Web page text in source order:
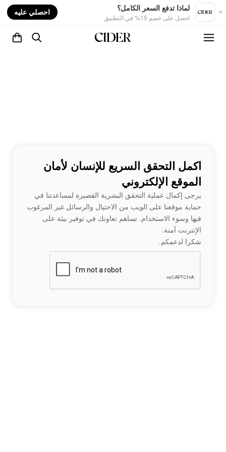
لماذا تدفع السعر الكامل؟
احصل على خصم 15% في التطبيق
احصلي عليه
اكمل التحقق السريع للإنسان لأمان
الموقع الإلكتروني
يرجى إكمال عملية التحقق البشرية القصيرة لمساعدتنا في
حماية موقعنا على الويب من الاحتيال والرسائل غير المرغوب
فيها وسوء الاستخدام. تساهم تعاونك في توفير بيئة على
الإنترنت آمنة.
شكرا لدعمكم.